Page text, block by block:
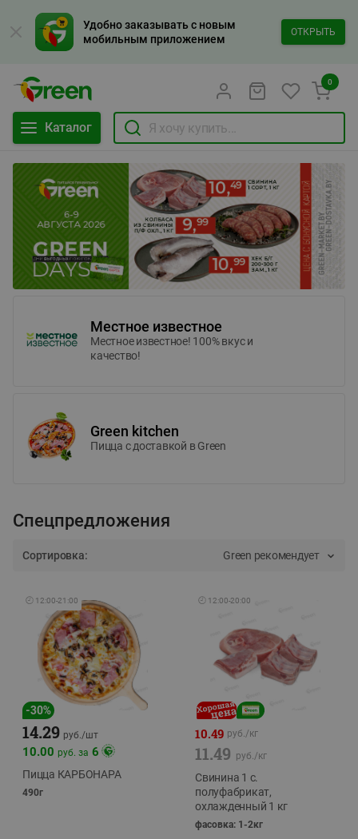
Удобно заказывать с новым
мобильным приложением
ОТКРЫТЬ
Каталог
0
Местное известное
Местное известное! 100% вкус и
качество!
Green kitchen
Пицца c доставкой в Green
Спецпредложения
Сортировка: Green рекомендует
🕘 12:00-21:00
-30%
14.29 руб./шт
10.00 руб. за 6
Пицца КАРБОНАРА
490г
🕘 12:00-20:00
10.49 руб./кг
11.49 руб./кг
Свинина 1 с.
полуфабрикат,
охлажденный 1 кг
фасовка: 1-2кг